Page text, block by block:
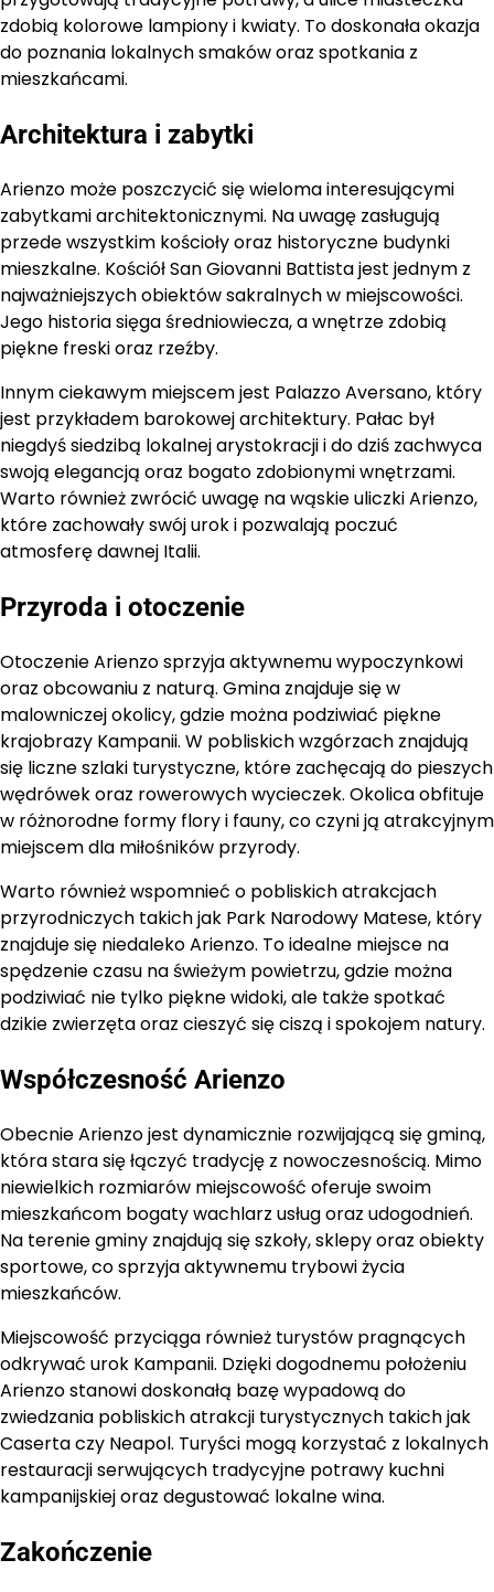
zdobią kolorowe lampiony i kwiaty. To doskonała okazja
do poznania lokalnych smaków oraz spotkania z
mieszkańcami.
Architektura i zabytki
Arienzo może poszczycić się wieloma interesującymi
zabytkami architektonicznymi. Na uwagę zasługują
przede wszystkim kościoły oraz historyczne budynki
mieszkalne. Kościół San Giovanni Battista jest jednym z
najważniejszych obiektów sakralnych w miejscowości.
Jego historia sięga średniowiecza, a wnętrze zdobią
piękne freski oraz rzeźby.
Innym ciekawym miejscem jest Palazzo Aversano, który
jest przykładem barokowej architektury. Pałac był
niegdyś siedzibą lokalnej arystokracji i do dziś zachwyca
swoją elegancją oraz bogato zdobionymi wnętrzami.
Warto również zwrócić uwagę na wąskie uliczki Arienzo,
które zachowały swój urok i pozwalają poczuć
atmosferę dawnej Italii.
Przyroda i otoczenie
Otoczenie Arienzo sprzyja aktywnemu wypoczynkowi
oraz obcowaniu z naturą. Gmina znajduje się w
malowniczej okolicy, gdzie można podziwiać piękne
krajobrazy Kampanii. W pobliskich wzgórzach znajdują
się liczne szlaki turystyczne, które zachęcają do pieszych
wędrówek oraz rowerowych wycieczek. Okolica obfituje
w różnorodne formy flory i fauny, co czyni ją atrakcyjnym
miejscem dla miłośników przyrody.
Warto również wspomnieć o pobliskich atrakcjach
przyrodniczych takich jak Park Narodowy Matese, który
znajduje się niedaleko Arienzo. To idealne miejsce na
spędzenie czasu na świeżym powietrzu, gdzie można
podziwiać nie tylko piękne widoki, ale także spotkać
dzikie zwierzęta oraz cieszyć się ciszą i spokojem natury.
Współczesność Arienzo
Obecnie Arienzo jest dynamicznie rozwijającą się gminą,
która stara się łączyć tradycję z nowoczesnością. Mimo
niewielkich rozmiarów miejscowość oferuje swoim
mieszkańcom bogaty wachlarz usług oraz udogodnień.
Na terenie gminy znajdują się szkoły, sklepy oraz obiekty
sportowe, co sprzyja aktywnemu trybowi życia
mieszkańców.
Miejscowość przyciąga również turystów pragnących
odkrywać urok Kampanii. Dzięki dogodnemu położeniu
Arienzo stanowi doskonałą bazę wypadową do
zwiedzania pobliskich atrakcji turystycznych takich jak
Caserta czy Neapol. Turyści mogą korzystać z lokalnych
restauracji serwujących tradycyjne potrawy kuchni
kampanijskiej oraz degustować lokalne wina.
Zakończenie